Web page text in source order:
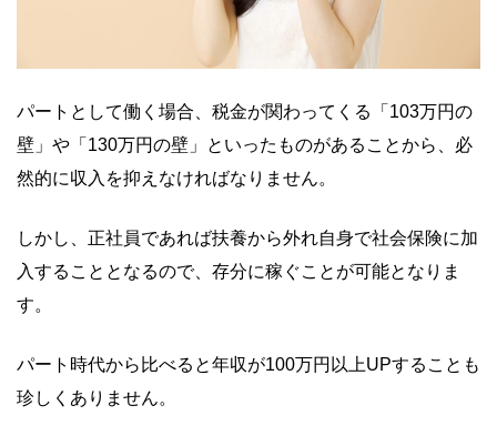
パートとして働く場合、税金が関わってくる「103万円の
壁」や「130万円の壁」といったものがあることから、必
然的に収入を抑えなければなりません。
しかし、正社員であれば扶養から外れ自身で社会保険に加
入することとなるので、存分に稼ぐことが可能となりま
す。
パート時代から比べると年収が100万円以上UPすることも
珍しくありません。